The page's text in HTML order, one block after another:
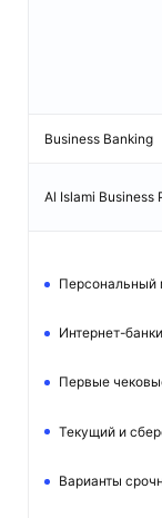
Business Banking
Al Islami Business
Персональный
Интернет-
Первые
Текущий и
Варианты